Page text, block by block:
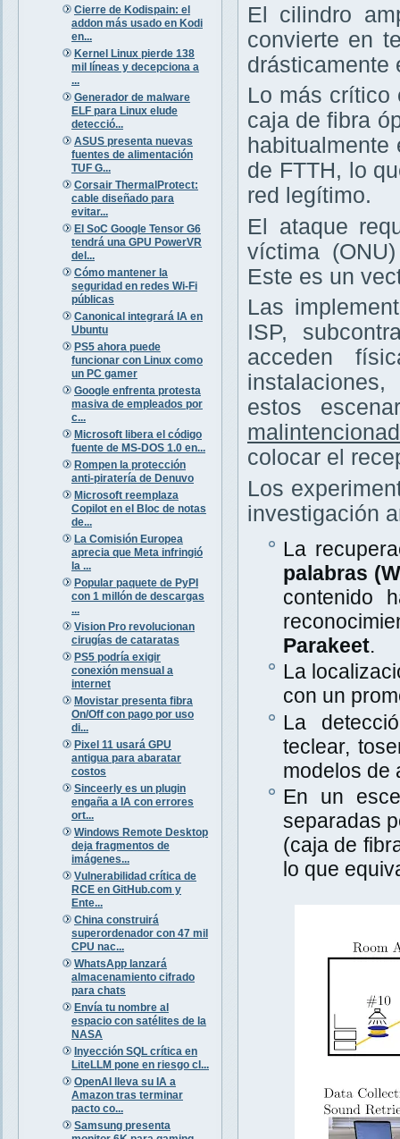
Cierre de Kodispain: el
addon más usado en Kodi
en...
Kernel Linux pierde 138
mil líneas y decepciona a
...
Generador de malware
ELF para Linux elude
detecció...
ASUS presenta nuevas
fuentes de alimentación
TUF G...
Corsair ThermalProtect:
cable diseñado para
evitar...
El SoC Google Tensor G6
tendrá una GPU PowerVR
del...
Cómo mantener la
seguridad en redes Wi-Fi
públicas
Canonical integrará IA en
Ubuntu
PS5 ahora puede
funcionar con Linux como
un PC gamer
Google enfrenta protesta
masiva de empleados por
c...
Microsoft libera el código
fuente de MS-DOS 1.0 en...
Rompen la protección
anti-piratería de Denuvo
Microsoft reemplaza
Copilot en el Bloc de notas
de...
La Comisión Europea
aprecia que Meta infringió
la ...
Popular paquete de PyPI
con 1 millón de descargas
...
Vision Pro revolucionan
cirugías de cataratas
PS5 podría exigir
conexión mensual a
internet
Movistar presenta fibra
On/Off con pago por uso
di...
Pixel 11 usará GPU
antigua para abaratar
costos
Sinceerly es un plugin
engaña a IA con errores
ort...
Windows Remote Desktop
deja fragmentos de
imágenes...
Vulnerabilidad crítica de
RCE en GitHub.com y
Ente...
China construirá
superordenador con 47 mil
CPU nac...
WhatsApp lanzará
almacenamiento cifrado
para chats
Envía tu nombre al
espacio con satélites de la
NASA
Inyección SQL crítica en
LiteLLM pone en riesgo cl...
OpenAI lleva su IA a
Amazon tras terminar
pacto co...
Samsung presenta
El cilindro
convierte en
drásticamente
Lo más crítico
caja de fibra
de FTTH, lo
red legítimo.
El ataque
víctima
Este es un
Las
ISP,
acceden
estos
colocar el
Los
investigación
La
palabras
contenido
Parakeet.
La
con un
La
teclear,
modelos de
En un
separadas
(caja de
lo que